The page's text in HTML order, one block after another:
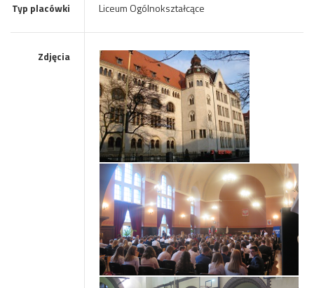
Typ placówki Liceum Ogólnokształcące
Zdjęcia